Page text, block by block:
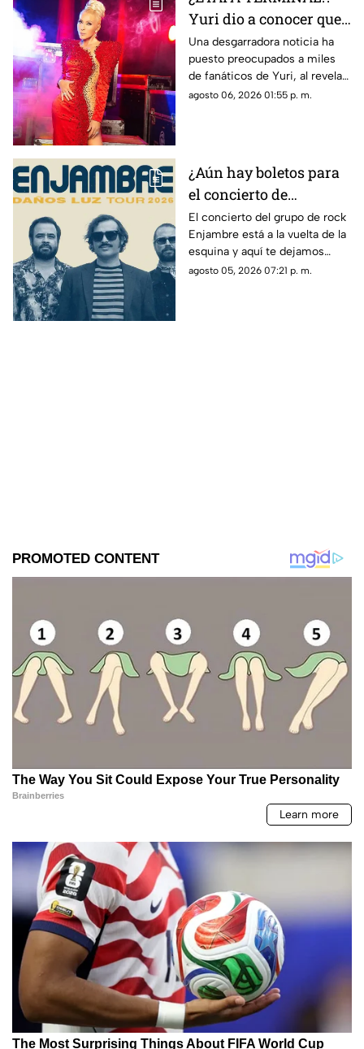
Yuri dio a conocer que
fue diagnosticada con
cáncer; esto se sabe
Una desgarradora noticia ha
puesto preocupados a miles
de fanáticos de Yuri, al revelar
que fue diagnosticada con
agosto 06, 2026 01:55 p. m.
¿Aún hay boletos para
el concierto de
Enjambre en Veracruz?
Esto sabemos
El concierto del grupo de rock
Enjambre está a la vuelta de la
esquina y aquí te dejamos
algunos detalles que te podrían
agosto 05, 2026 07:21 p. m.